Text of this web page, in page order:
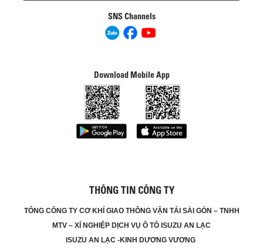
SNS Channels
Download Mobile App
THÔNG TIN CÔNG TY
TỔNG CÔNG TY CƠ KHÍ GIAO THÔNG VẬN TẢI SÀI GÒN – TNHH
MTV – XÍ NGHIỆP DỊCH VỤ Ô TÔ ISUZU AN LẠC
ISUZU AN LẠC -KINH DƯƠNG VƯƠNG